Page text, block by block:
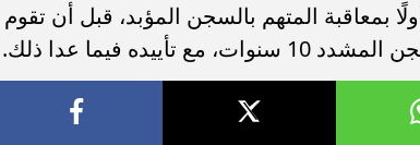
بمعاقبة المتهم بالسجن المؤبد، قبل أن تقوم
فيما عدا ذلك.